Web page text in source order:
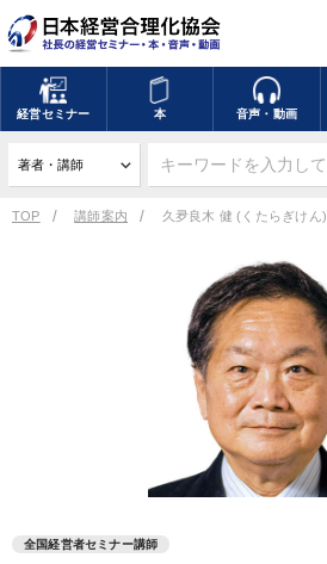
経営セミナー 本 音声・動画
TOP 講師案内 久夛良木 健 (くたらぎけん)
全国経営者セミナー講師